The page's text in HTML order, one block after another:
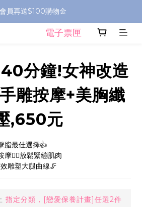
員再送$100購物金
電子票匣
分鐘!女神改造
雕按摩+美胸纖
,650元
脂最佳選擇👍
👉🏻放鬆緊繃肌肉
雕塑大腿曲線🦵
指定分類，[戀愛保養計畫]任選2件